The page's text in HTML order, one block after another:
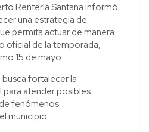
Rentería Santana informó
una estrategia de
permita actuar de manera
oficial de la temporada,
15 de mayo.
fortalecer la
atender posibles
fenómenos
municipio.